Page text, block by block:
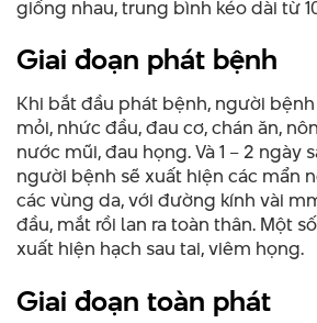
giống nhau, trung bình kéo dài từ
Giai đoạn phát bệnh
Khi bắt đầu phát bệnh, người
mỏi, nhức đầu, đau cơ, chán ăn,
nước mũi, đau họng. Và 1 – 2 ngày
người bệnh sẽ xuất hiện các mẩn
các vùng da, với đường kính vài
đầu, mắt rồi lan ra toàn thân. Một
xuất hiện hạch sau tai, viêm họng.
Giai đoạn toàn phát